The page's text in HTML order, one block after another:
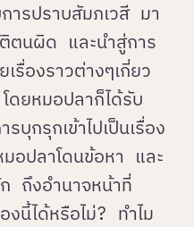
ารปราบสัมภเวสี มา
ตนผิด และนำสู่การ
เรื่องราวต่างๆเกี่ยว
ดยหมอปลาก็ได้รับ
บุกรุกเข้าไปเป็นเรื่อง
อปลาโดนข้อหา และ
ถึงอำนาจหน้าที่
งนี้ได้หรือไม่? ทำไม